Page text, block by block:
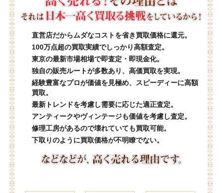
直営店だからムダなコストを省き買取価格に還元。
100万点超の買取実績でしっかり高額査定。
東京の最新市場相場で即査定・即現金化。
独自の販売ルートが多数あり、高価買取を実現。
経験豊富なプロが価値を見極め、スピーディーに高額
買取。
最新トレンドを考慮し需要に応じた適正査定。
アンティークやヴィンテージも価値を考慮し査定。
修理工房があるので壊れていても買取可能。
下取りのように買取価格が不明瞭でない。